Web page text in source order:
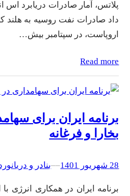
پلاتس، آمار صادرات دریابرد اس
داد صادرات نفت روسیه به هلند
اروپاست، در سپتامبر بیش…
Read more
برنامه ایران برای
بخارا و فرغانه
28 شهریور 1401 –
–بنادر و
برنامه ایران در همکاری انرژی